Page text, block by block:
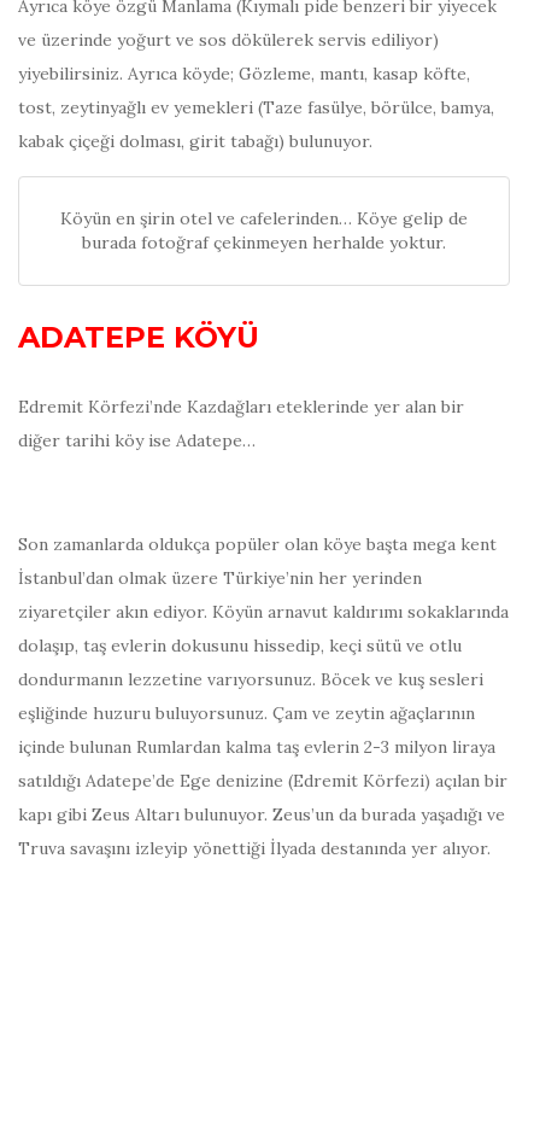
Ayrıca köye özgü Manlama (Kıymalı pide benzeri bir yiyecek
ve üzerinde yoğurt ve sos dökülerek servis ediliyor)
yiyebilirsiniz. Ayrıca köyde; Gözleme, mantı, kasap köfte,
tost, zeytinyağlı ev yemekleri (Taze fasülye, börülce, bamya,
kabak çiçeği dolması, girit tabağı) bulunuyor.
Köyün en şirin otel ve cafelerinden… Köye gelip de
burada fotoğraf çekinmeyen herhalde yoktur.
ADATEPE KÖYÜ
Edremit Körfezi’nde Kazdağları eteklerinde yer alan bir
diğer tarihi köy ise Adatepe…
Son zamanlarda oldukça popüler olan köye başta mega kent
İstanbul’dan olmak üzere Türkiye’nin her yerinden
ziyaretçiler akın ediyor. Köyün arnavut kaldırımı sokaklarında
dolaşıp, taş evlerin dokusunu hissedip, keçi sütü ve otlu
dondurmanın lezzetine varıyorsunuz. Böcek ve kuş sesleri
eşliğinde huzuru buluyorsunuz. Çam ve zeytin ağaçlarının
içinde bulunan Rumlardan kalma taş evlerin 2-3 milyon liraya
satıldığı Adatepe’de Ege denizine (Edremit Körfezi) açılan bir
kapı gibi Zeus Altarı bulunuyor. Zeus’un da burada yaşadığı ve
Truva savaşını izleyip yönettiği İlyada destanında yer alıyor.